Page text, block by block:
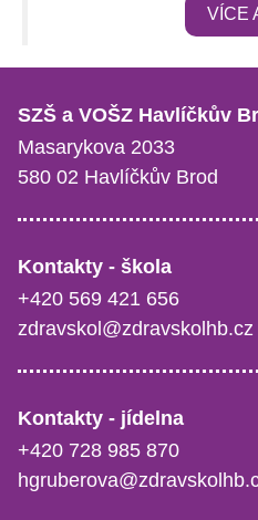
VÍCE
SZŠ a VOŠZ Havlíčkův
Masarykova 2033
580 02 Havlíčkův Brod
Kontakty - škola
+420 569 421 656
zdravskol@zdravskolhb.cz
Kontakty - jídelna
+420 728 985 870